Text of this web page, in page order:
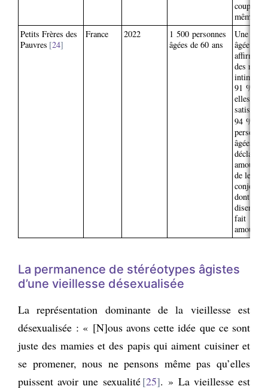
couple du
même
Petits Frères des
Pauvres 24
France 2022
1 500 personnes
âgées de 60 ans
Une
âgée sur
affirme
des
intimes et
91 %
elles en
94 % des
personnes
âgées
déclarent
de leur
conjoint·e
dont 65
disent
fait
La permanence de stéréotypes âgistes
d’une vieillesse désexualisée
La représentation dominante de la vieillesse est
désexualisée : « [N]ous avons cette idée que ce sont
juste des mamies et des papis qui aiment cuisiner et
se promener, nous ne pensons même pas qu’elles
puissent avoir une sexualité 25 . » La vieillesse est